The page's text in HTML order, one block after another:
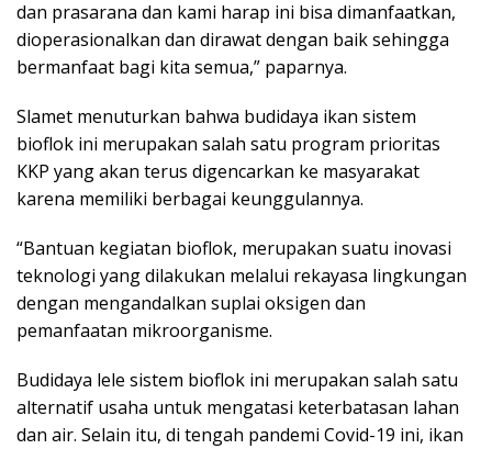
dan prasarana dan kami harap ini bisa dimanfaatkan,
dioperasionalkan dan dirawat dengan baik sehingga
bermanfaat bagi kita semua,” paparnya.
Slamet menuturkan bahwa budidaya ikan sistem
bioflok ini merupakan salah satu program prioritas
KKP yang akan terus digencarkan ke masyarakat
karena memiliki berbagai keunggulannya.
“Bantuan kegiatan bioflok, merupakan suatu inovasi
teknologi yang dilakukan melalui rekayasa lingkungan
dengan mengandalkan suplai oksigen dan
pemanfaatan mikroorganisme.
Budidaya lele sistem bioflok ini merupakan salah satu
alternatif usaha untuk mengatasi keterbatasan lahan
dan air. Selain itu, di tengah pandemi Covid-19 ini, ikan